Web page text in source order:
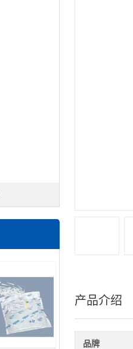
产品介绍
品牌